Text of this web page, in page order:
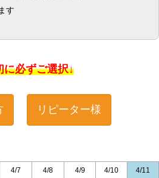
す
に必ずご選択↓
リピーター様
4/7
4/8
4/9
4/10
4/11